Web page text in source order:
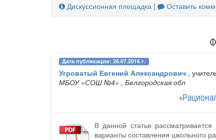
Дискуссионная площадка | Оставить
Дата публикации: 28.07.2016 г.
Угроватый Евгений Александрович ,
МБОУ «СОШ №4» , Белгородская обл
В данной статье
варианты составления школьного